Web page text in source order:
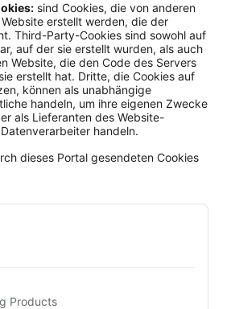
sind Cookies, die von anderen
erstellt werden, die der
Third-Party-Cookies sind sowohl auf
auf der sie erstellt wurden, als auch
Website, die den Code des Servers
erstellt hat. Dritte, die Cookies auf
können als unabhängige
handeln, um ihre eigenen Zwecke
als Lieferanten des Website-
handeln.
dieses Portal gesendeten Cookies
Products